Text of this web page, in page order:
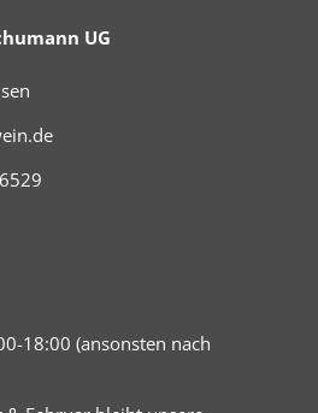
UG
18:00 (ansonsten nach